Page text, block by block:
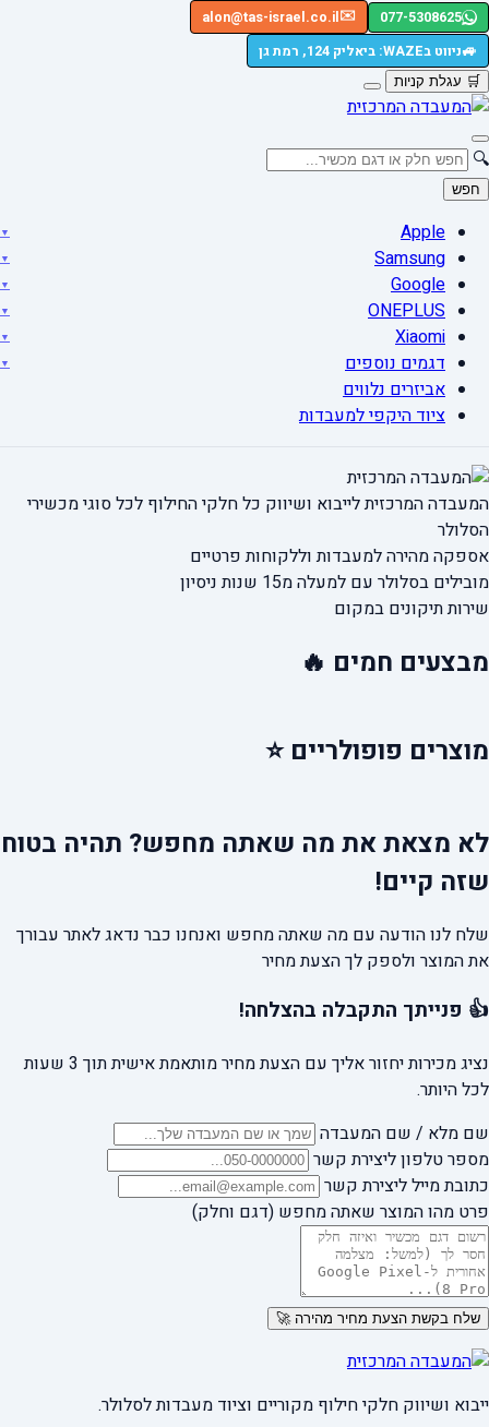
077-5308625
✉️
alon@tas-israel.co.il
🚙ניווט בWAZE: ביאליק 124, רמת גן
🛒 עגלת קניות
🔍
חפש
Apple
Samsung
Google
ONEPLUS
Xiaomi
דגמים נוספים
אביזרים נלווים
ציוד היקפי למעבדות
המעבדה המרכזית לייבוא ושיווק כל חלקי החילוף לכל סוגי מכשירי
הסלולר
אספקה מהירהלמעבדות וללקוחות פרטיים
מובילים בסלולר עם למעלה מ15 שנות ניסיון
שירות תיקונים במקום
מבצעים חמים 🔥
מוצרים פופולריים ⭐
לא מצאת את מה שאתה מחפש? תהיה בטוח
שזה קיים!
שלח לנו הודעה עם מה שאתה מחפש ואנחנו כבר נדאג לאתר עבורך
את המוצר ולספק לך הצעת מחיר
👍 פנייתך התקבלה בהצלחה!
נציג מכירות יחזור אליך עם הצעת מחיר מותאמת אישית תוך 3 שעות
לכל היותר.
שם מלא / שם המעבדה
מספר טלפון ליצירת קשר
כתובת מייל ליצירת קשר
פרט מהו המוצר שאתה מחפש (דגם וחלק)
שלח בקשת הצעת מחיר מהירה 🚀
ייבוא ושיווק חלקי חילוף מקוריים וציוד מעבדות לסלולר.